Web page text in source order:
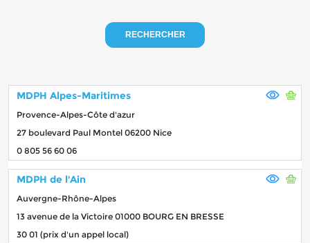
RECHERCHER
MDPH Alpes-Maritimes
Provence-Alpes-Côte d'azur
27 boulevard Paul Montel 06200 Nice
0 805 56 60 06
MDPH de l'Ain
Auvergne-Rhône-Alpes
13 avenue de la Victoire 01000 BOURG EN BRESSE
30 01 (prix d'un appel local)